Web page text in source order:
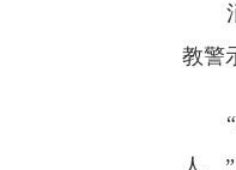
消
教警
“大